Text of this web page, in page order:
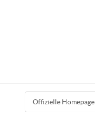
Offizielle Homepage